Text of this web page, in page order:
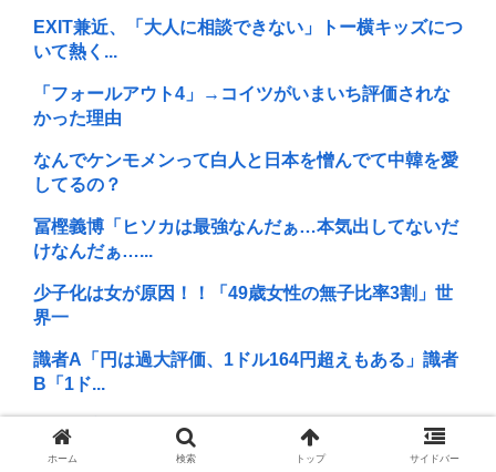
EXIT兼近、「大人に相談できない」トー横キッズにつ
いて熱く...
「フォールアウト4」→コイツがいまいち評価されな
かった理由
なんでケンモメンって白人と日本を憎んでて中韓を愛
してるの？
冨樫義博「ヒソカは最強なんだぁ…本気出してないだ
けなんだぁ…...
少子化は女が原因！！「49歳女性の無子比率3割」世
界一
識者A「円は過大評価、1ドル164円超えもある」識者
B「1ド...
「自衛隊員がまだ犯したことのない犯罪」って存在す
るの？
ホーム 検索 トップ サイドバー